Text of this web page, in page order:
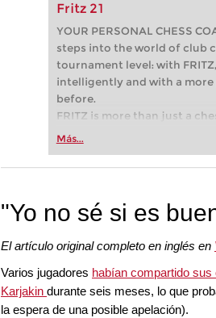
Fritz 21
YOUR PERSONAL CHESS
steps into the world of club
tournament level: with
intelligently and with a
before.
FRITZ is more than just a
Whether you’re taking your
more efficiently,
Más...
"Yo no sé si es
El artículo original completo en inglés en
Varios jugadores habían compartido sus
Karjakin durante seis meses, lo que
la espera de una posible apelación).